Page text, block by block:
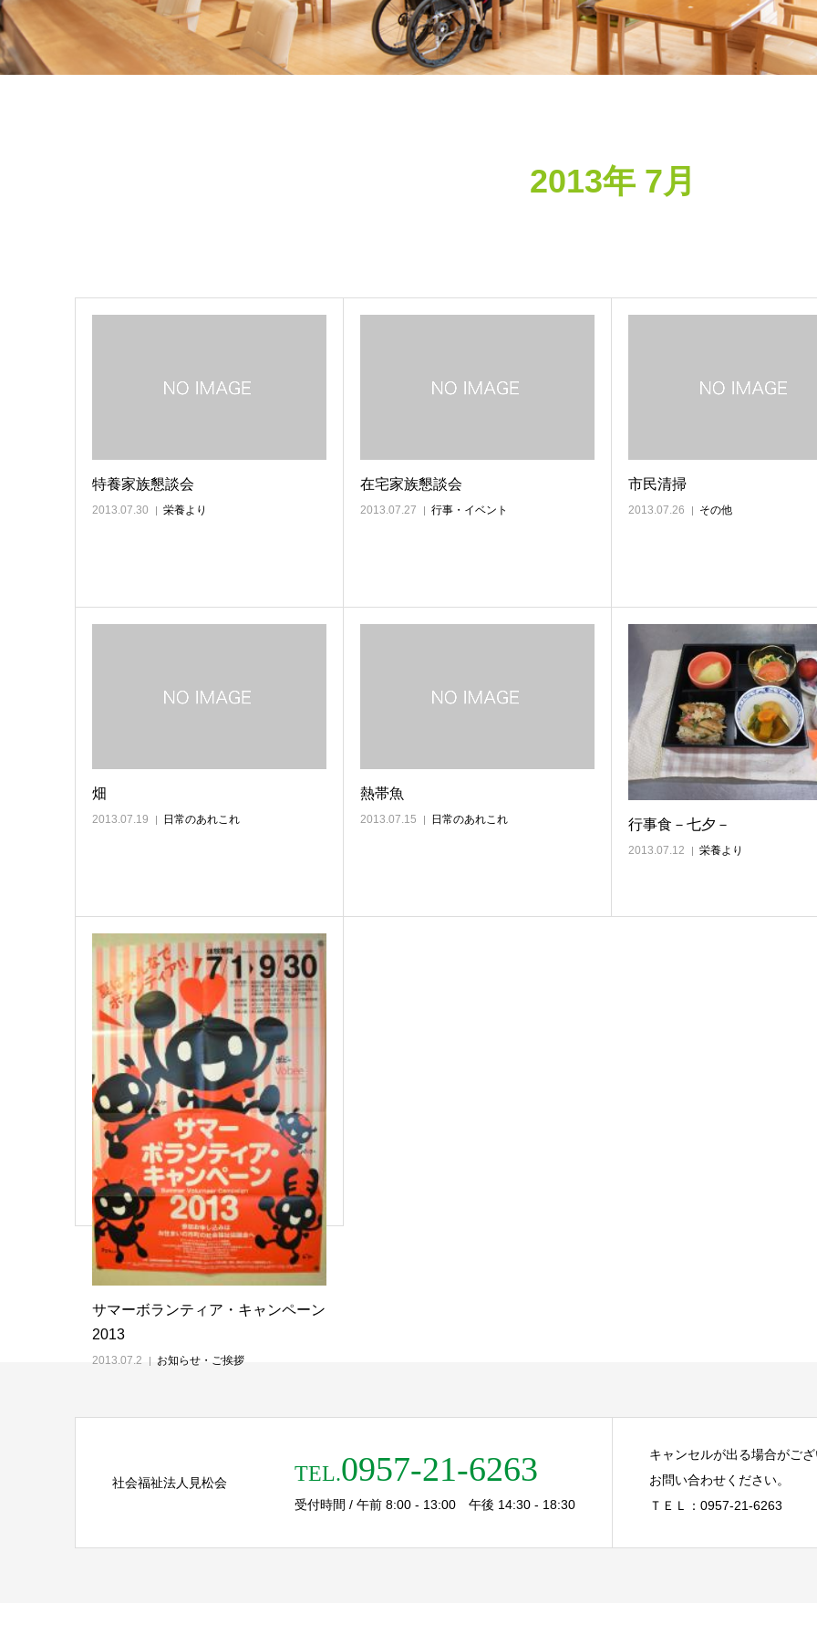
2013年 7月
特養家族懇談会
2013.07.30 栄養より
在宅家族懇談会
2013.07.27 行事・イベント
市民清掃
2013.07.26 その他
畑
2013.07.19 日常のあれこれ
熱帯魚
2013.07.15 日常のあれこれ 行事食－七夕－
2013.07.12 栄養より
サマーボランティア・キャンペーン
2013
2013.07.2 お知らせ・ご挨拶
社会福祉法人見松会 TEL.0957-21-6263
受付時間 / 午前 8:00 - 13:00 午後 14:30 - 18:30
キャンセルが出る場合がござ
お問い合わせください。
ＴＥＬ：0957-21-6263